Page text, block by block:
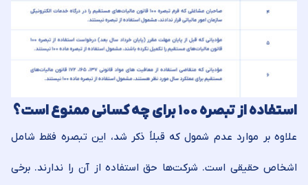
استفاده از تبصره ۱۰۰ برای چه کسانی ممنوع است؟
علاوه بر موارد عدم شمول که قبلاً ذکر شد، این تبصره فقط شامل
اشخاص حقیقی است. شرکت‌ها حق استفاده از آن را ندارند. برخی